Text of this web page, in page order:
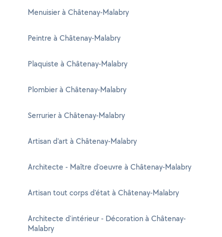
Menuisier à Châtenay-Malabry
Peintre à Châtenay-Malabry
Plaquiste à Châtenay-Malabry
Plombier à Châtenay-Malabry
Serrurier à Châtenay-Malabry
Artisan d'art à Châtenay-Malabry
Architecte - Maître d'oeuvre à Châtenay-Malabry
Artisan tout corps d'état à Châtenay-Malabry
Architecte d'intérieur - Décoration à Châtenay-
Malabry